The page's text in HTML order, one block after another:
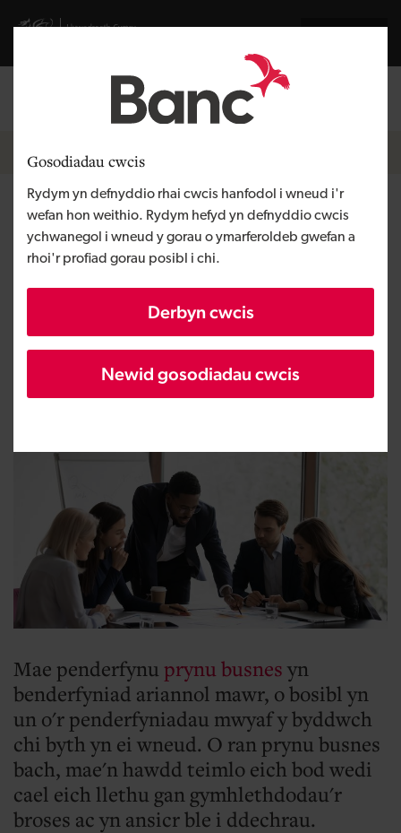
Gosodiadau cwcis
Rydym yn defnyddio rhai cwcis hanfodol i wneud i'r
wefan hon weithio. Rydym hefyd yn defnyddio cwcis
ychwanegol i wneud y gorau o ymarferoldeb gwefan a
rhoi'r profiad gorau posibl i chi.
Derbyn cwcis
Newid gosodiadau cwcis
Visit gov.wales website
Mewngofnodi
Breadcrumb
Prynu busnes
Sut i brynu busnes
Mae penderfynu prynu busnes yn
benderfyniad ariannol mawr, o bosibl yn
un o'r penderfyniadau mwyaf y byddwch
chi byth yn ei wneud. O ran prynu busnes
bach, mae'n hawdd teimlo eich bod wedi
cael eich llethu gan gymhlethdodau'r
broses ac yn ansicr ble i ddechrau.